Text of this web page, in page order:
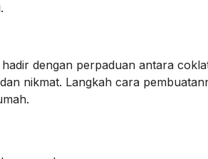
dengan perpaduan antara
nikmat. Langkah cara